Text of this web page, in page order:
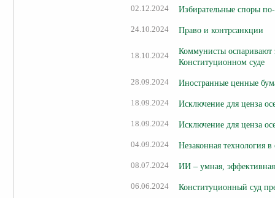
02.12.2024 Избирательные споры
24.10.2024 Право и контрсанкции
18.10.2024
Коммунисты оспаривают
Конституционном суде
28.09.2024 Иностранные ценные
18.09.2024 Исключение для ценза
18.09.2024 Исключение для ценза
04.09.2024 Незаконная технология
08.07.2024 ИИ – умная,
06.06.2024 Конституционный суд